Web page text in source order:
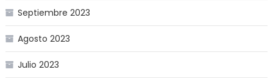
Septiembre 2023
Agosto 2023
Julio 2023